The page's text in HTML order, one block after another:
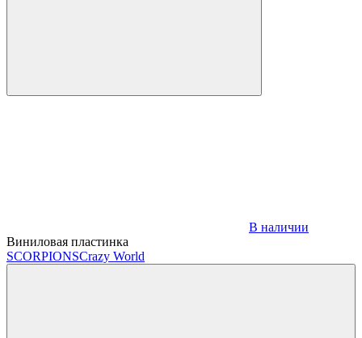
В наличии
Виниловая пластинка
SCORPIONSCrazy World